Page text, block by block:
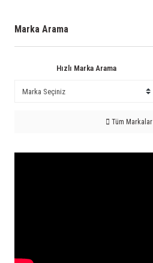
Marka Arama
Hızlı Marka Arama
Tüm Markalar